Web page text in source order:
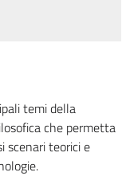
temi della
che permetta
scenari teorici e